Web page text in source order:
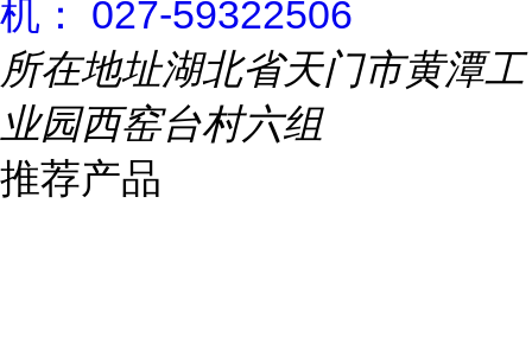
机： 027-59322506
所在地址湖北省天门市黄潭工
业园西窑台村六组
推荐产品